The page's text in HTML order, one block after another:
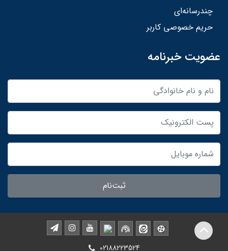
چندرسانه‌ای
حریم خصوصی کاربر
عضویت خبرنامه
ثبت‌نام
02188223524